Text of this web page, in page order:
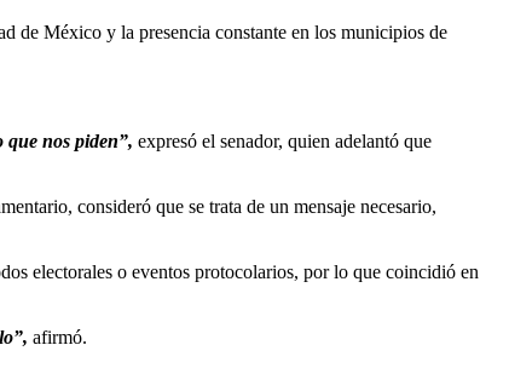
de México y la presencia constante en los municipios de
que nos piden”, expresó el senador, quien adelantó que
consideró que se trata de un mensaje necesario,
electorales o eventos protocolarios, por lo que coincidió en
afirmó.